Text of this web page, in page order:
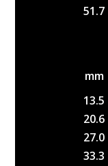
51.7
mm
13.5
20.6
27.0
33.3